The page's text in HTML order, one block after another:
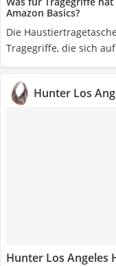
Amazon Basics?
Die
Tragegriffe, die sich
Hunter Los
Hunter Los Angeles